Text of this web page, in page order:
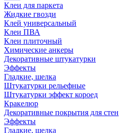
Клеи для паркета
Жидкие гвозди
Клей универсальный
Клеи ПВА
Клеи плиточный
Химические анкеры
Декоративные штукатурки
Эффекты
Гладкие, шелка
Штукатурки рельефные
Штукатурки эффект короед
Кракелюр
Декоративные покрытия для стен
Эффекты
Гладкие, шелка